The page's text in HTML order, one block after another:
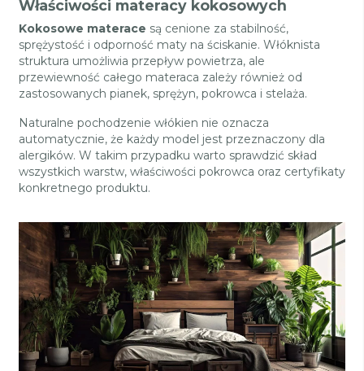
Właściwości materacy kokosowych
Kokosowe materace są cenione za stabilność,
sprężystość i odporność maty na ściskanie. Włóknista
struktura umożliwia przepływ powietrza, ale
przewiewność całego materaca zależy również od
zastosowanych pianek, sprężyn, pokrowca i stelaża.
Naturalne pochodzenie włókien nie oznacza
automatycznie, że każdy model jest przeznaczony dla
alergików. W takim przypadku warto sprawdzić skład
wszystkich warstw, właściwości pokrowca oraz certyfikaty
konkretnego produktu.